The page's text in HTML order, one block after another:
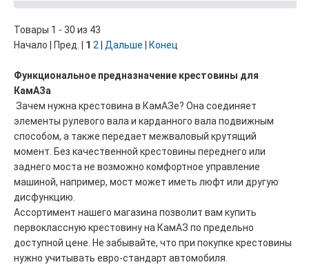
Товары 1 - 30 из 43
Начало | Пред. | 1 2 Дальше Конец
Функциональное предназначение крестовины для
КамАЗа
Зачем нужна крестовина в КамАЗе? Она соединяет
элементы рулевого вала и карданного вала подвижным
способом, а также передает межваловый крутящий
момент. Без качественной крестовины переднего или
заднего моста не возможно комфортное управление
машиной, например, мост может иметь люфт или другую
дисфункцию.
Ассортимент нашего магазина позволит вам купить
первоклассную крестовину на КамАЗ по предельно
доступной цене. Не забывайте, что при покупке крестовины
нужно учитывать евро-стандарт автомобиля.